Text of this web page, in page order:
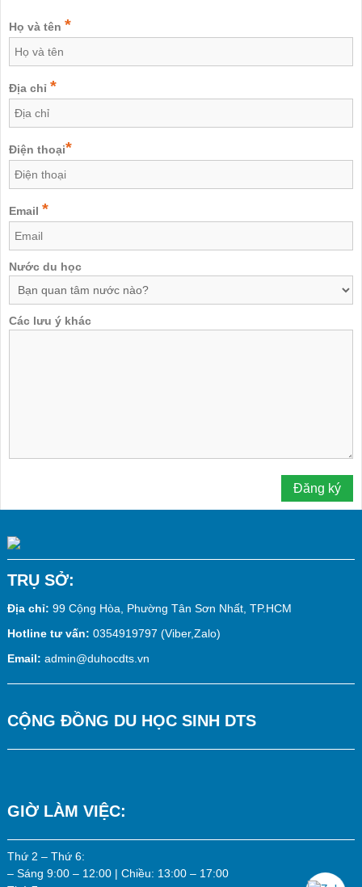
Họ và tên *
Địa chỉ *
Điện thoại*
Email *
Nước du học
Các lưu ý khác
TRỤ SỞ:
Địa chỉ: 99 Cộng Hòa, Phường Tân Sơn Nhất, TP.HCM
Hotline tư vấn: 0354919797 (Viber,Zalo)
Email: admin@duhocdts.vn
CỘNG ĐỒNG DU HỌC SINH DTS
GIỜ LÀM VIỆC:
Thứ 2 – Thứ 6:
– Sáng 9:00 – 12:00 | Chiều: 13:00 – 17:00